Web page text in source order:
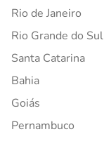
Rio de Janeiro
Rio Grande do Sul
Santa Catarina
Bahia
Goiás
Pernambuco